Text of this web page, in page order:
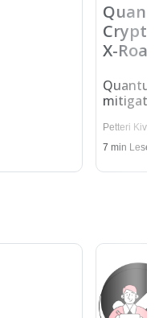
X-Road
Quantum
Petteri
7 min